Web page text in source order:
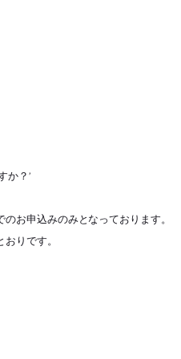
か？’
お申込みのみとなっております。
りです。